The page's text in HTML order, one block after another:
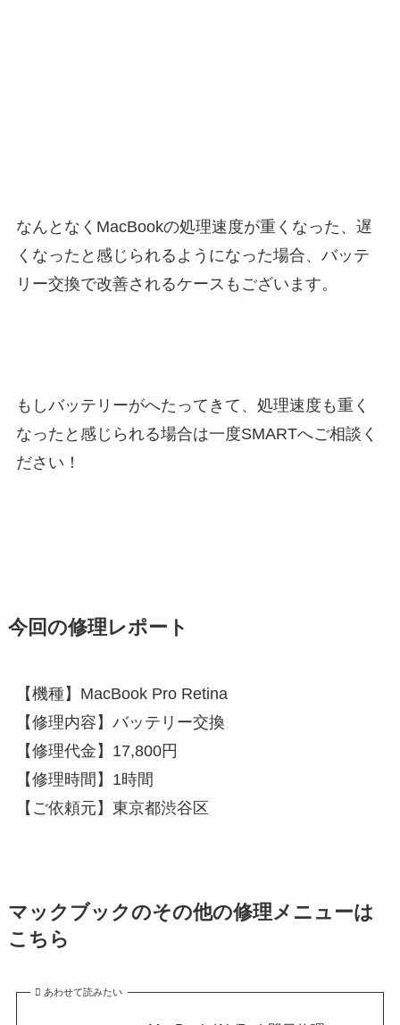
なんとなくMacBookの処理速度が重くなった、遅
くなったと感じられるようになった場合、バッテ
リー交換で改善されるケースもございます。
もしバッテリーがへたってきて、処理速度も重く
なったと感じられる場合は一度SMARTへご相談く
ださい！
今回の修理レポート
【機種】MacBook Pro Retina
【修理内容】バッテリー交換
【修理代金】17,800円
【修理時間】1時間
【ご依頼元】東京都渋谷区
マックブックのその他の修理メニューは
こちら
あわせて読みたい